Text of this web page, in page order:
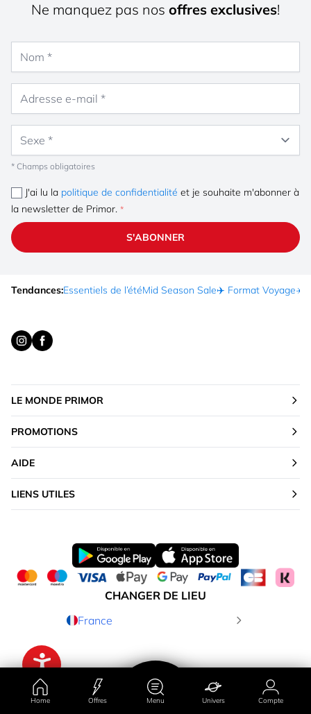
Home Offres Menu Univers Compte
Ne manquez pas nos offres exclusives!
* Champs obligatoires
J'ai lu la politique de confidentialité et je souhaite m'abonner à
la newsletter de Primor.
S'ABONNER
Tendances:Essentiels de l’étéMid Season Sale✈️ Format Voyage☀️
LE MONDE PRIMOR
PROMOTIONS
AIDE
LIENS UTILES
CHANGER DE LIEU
France